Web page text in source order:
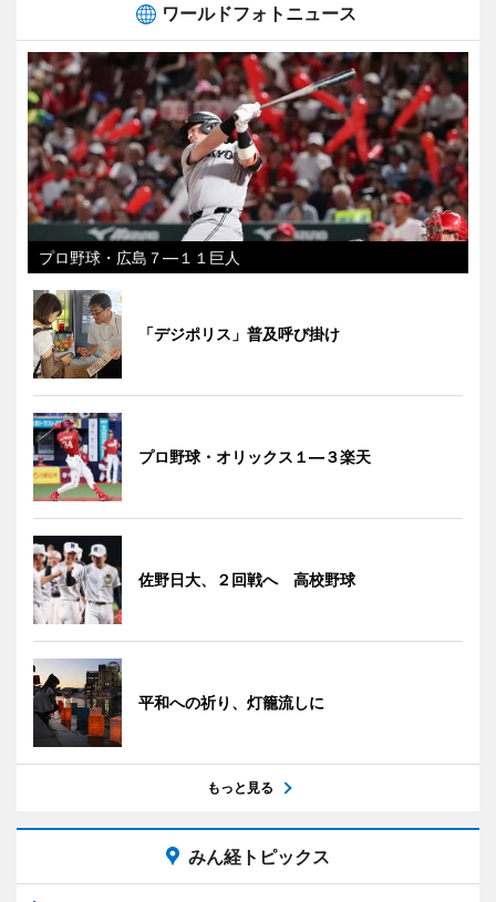
ワールドフォトニュース
プロ野球・広島７―１１巨人
「デジポリス」普及呼び掛け
プロ野球・オリックス１―３楽天
佐野日大、２回戦へ 高校野球
平和への祈り、灯籠流しに
もっと見る
みん経トピックス